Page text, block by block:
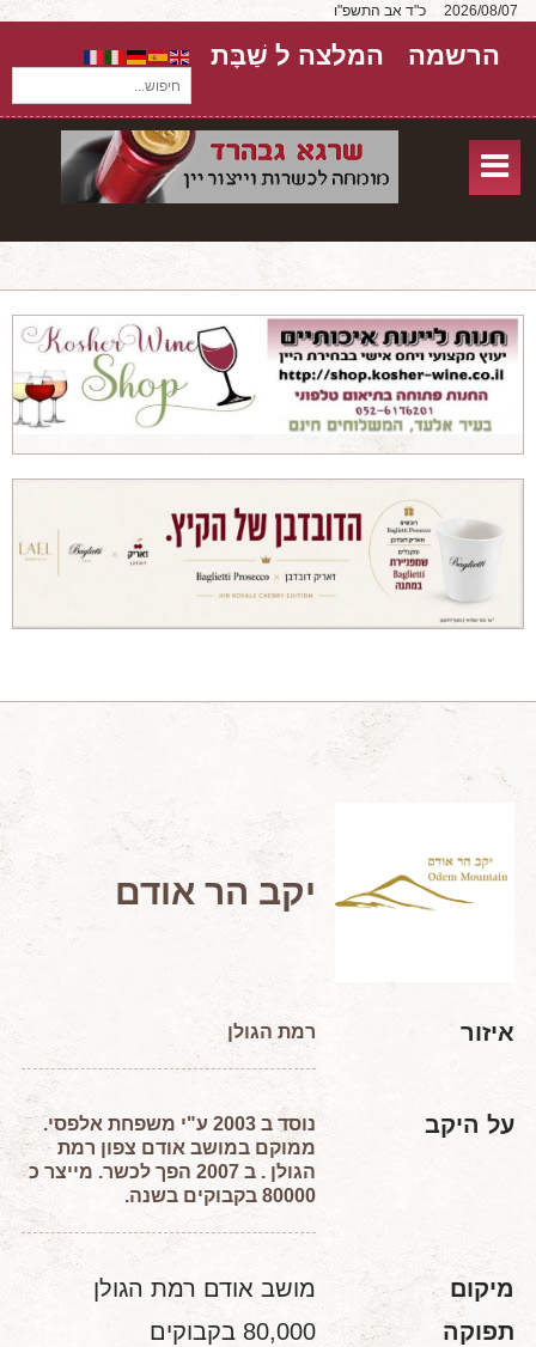
כ"ד אב התשפ"ו
חיפוש...
הרשמה המלצה ל שַׁבָּת
אודות
שירותים
יקבים
מאמרים
טורים על יקבים
מאמרים מקצועיים
מאמרים הלכתיים
המלצות יין לְ שַׁבָּת
חדשות ועדכונים
יקב הר אודם
איזור רמת הגולן
על היקב
נוסד ב 2003 ע"י משפחת אלפסי.
ממוקם במושב אודם צפון רמת
הגולן . ב 2007 הפך לכשר. מייצר כ
80000 בקבוקים בשנה.
מיקום
מושב אודם רמת הגולן
תפוקה
80,000 בקבוקים